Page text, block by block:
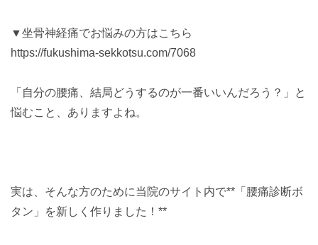
▼坐骨神経痛でお悩みの方はこちら
https://fukushima-sekkotsu.com/7068
「自分の腰痛、結局どうするのが一番いいんだろう？」と
悩むこと、ありますよね。
実は、そんな方のために当院のサイト内で**「腰痛診断ボ
タン」を新しく作りました！**